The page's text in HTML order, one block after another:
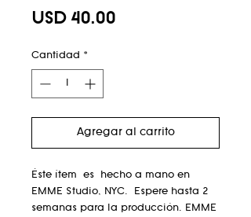
USD 40.00Precio
Cantidad *
Agregar al carrito
Éste ítem es hecho a mano en
EMME Studio, NYC. Espere hasta 2
semanas para la producción. EMME